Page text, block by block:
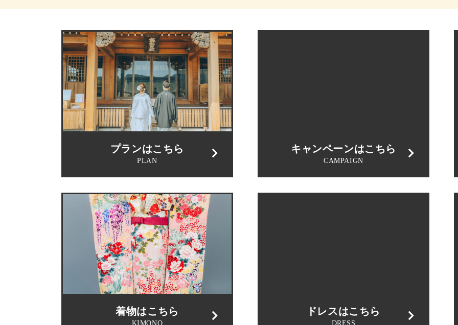
プランはこちら
PLAN
キャンペーンはこちら
CAMPAIGN
着物はこちら
KIMONO
ドレスはこちら
DRESS